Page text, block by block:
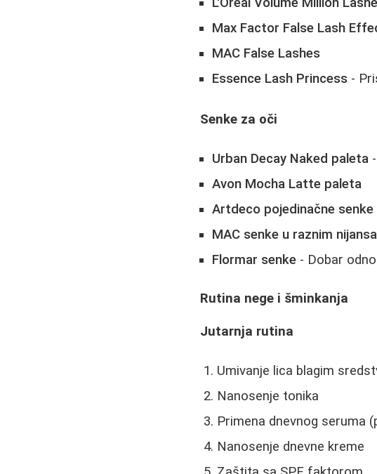
Max Factor False Lash
MAC False Lashes
Essence Lash Princess -
Senke za oči
Urban Decay Naked paleta
Avon Mocha Latte paleta
Artdeco pojedinačne senke
MAC senke u raznim
Flormar senke - Dobar
Rutina nege i šminkanja
Jutarnja rutina
Umivanje lica blagim
Nanosenje tonika
Primena dnevnog seruma
Nanosenje dnevne kreme